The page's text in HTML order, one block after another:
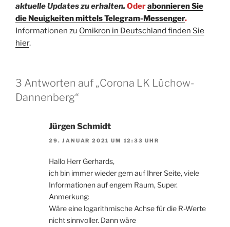
aktuelle Updates zu erhalten. Oderabonnieren Sie
die Neuigkeiten mittels Telegram-Messenger.
Informationen zu Omikron in Deutschland finden Sie
hier.
3 Antworten auf „Corona LK Lüchow-
Dannenberg“
Jürgen Schmidt
29. JANUAR 2021 UM 12:33 UHR
Hallo Herr Gerhards,
ich bin immer wieder gern auf Ihrer Seite, viele
Informationen auf engem Raum, Super.
Anmerkung:
Wäre eine logarithmische Achse für die R-Werte
nicht sinnvoller. Dann wäre